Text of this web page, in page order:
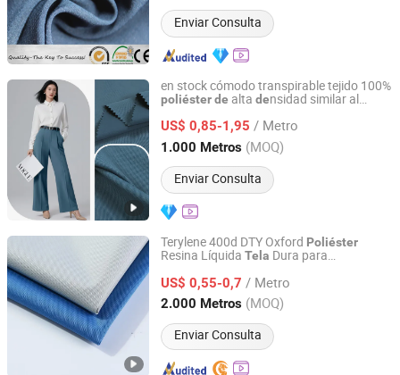
Enviar Consulta
en stock cómodo transpirable tejido 100%
poliésterde alta densidad similar al
trinchera chaqueta a prueba
US$ 0,85-1,95 / Metro
1.000 Metros (MOQ)
Enviar Consulta
Shaoxing Huichao Textile Co., Ltd.
Zhejiang, China Desde 2025
Terylene 400d DTY Oxford Poliéster
Resina Líquida Tela Dura para
US$ 0,55-0,7 / Metro
2.000 Metros (MOQ)
Enviar Consulta
Suzhou Qianyu Textile Technology Co., Ltd.
Jiangsu, China Desde 2022